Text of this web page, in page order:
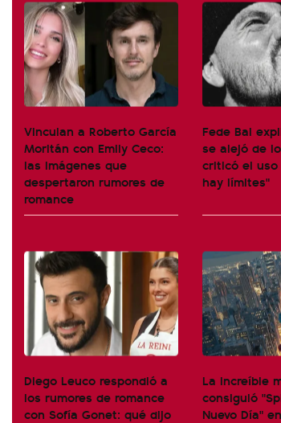
Vinculan a Roberto García
Moritán con Emily Ceco:
las imágenes que
despertaron rumores de
romance
Fede Bal
se alejó de
criticó el uso
hay límites"
Diego Leuco respondió a
los rumores de romance
con Sofía Gonet: qué dijo
La increíble
consiguió
Nuevo Día"